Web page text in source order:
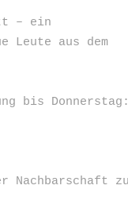
– ein
Leute aus dem
bis Donnerstag:
Nachbarschaft zu